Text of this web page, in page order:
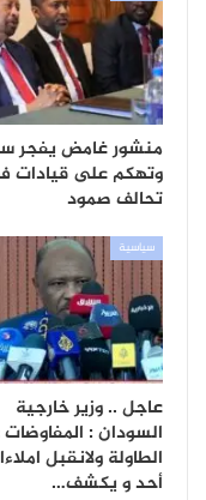
منشور غامض يفجر
وتهكم على قيادات
تحالف صمود
سياسية
عاجل .. وزير خارجية
السودان :
الطاولة ولانقبل
أحد و يكشف…